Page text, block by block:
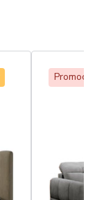
Promocja